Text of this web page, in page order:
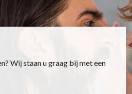
Wij staan u graag bij met een